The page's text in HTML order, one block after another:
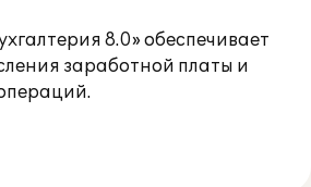
8.0» обеспечивает
заработной платы и